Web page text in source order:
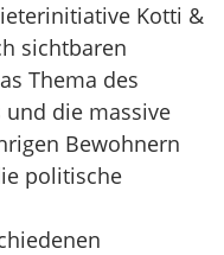
Kotti &
sichtbaren
Thema des
und die massive
Bewohnern
politische